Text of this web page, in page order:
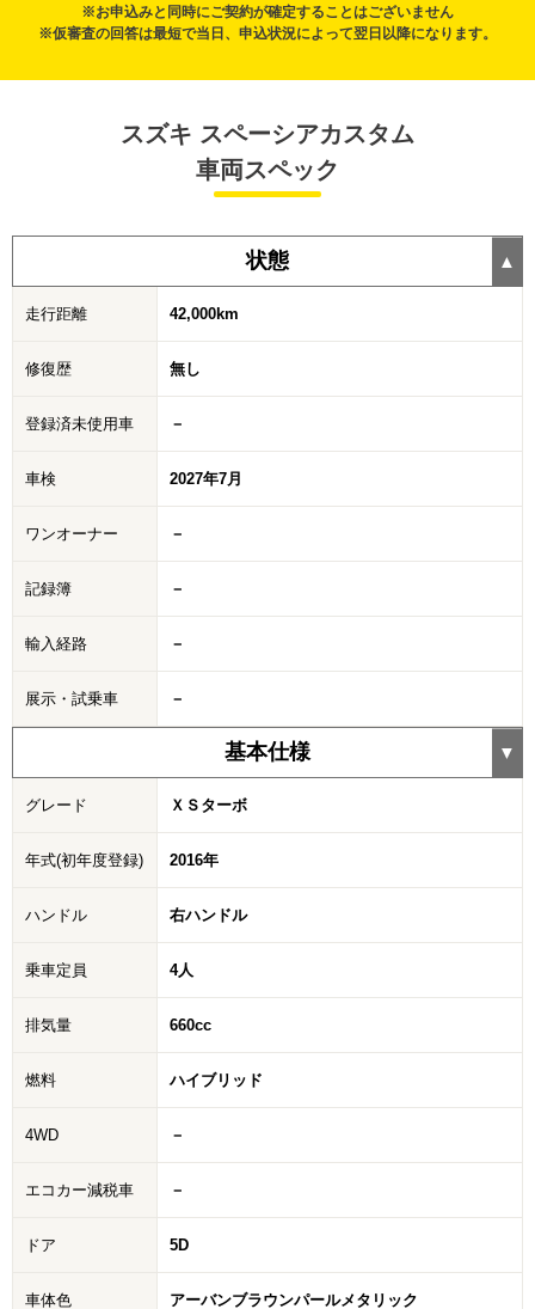
※お申込みと同時にご契約が確定することはございません
※仮審査の回答は最短で当日、申込状況によって翌日以降になります。
スズキ スペーシアカスタム
車両スペック
状態
走行距離 42,000km
修復歴 無し
登録済未使用車 －
車検 2027年7月
ワンオーナー －
記録簿 －
輸入経路 －
展示・試乗車 －
基本仕様
グレード ＸＳターボ
年式(初年度登録) 2016年
ハンドル 右ハンドル
乗車定員 4人
排気量 660cc
燃料 ハイブリッド
4WD －
エコカー減税車 －
ドア 5D
車体色 アーバンブラウンパールメタリック